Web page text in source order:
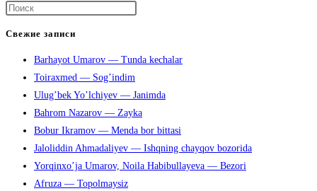
чтобы
панель
поиска.
Свежие записи
Barhayot Umarov — Tunda kechalar
Toiraxmed — Sog’indim
Ulug’bek Yo’lchiyev — Janimda
Bahrom Nazarov — Zayka
Bobur Ikramov — Menda bor bittasi
Jaloliddin Ahmadaliyev — Ishqning chayqov bozorida
Yorqinxo’ja Umarov, Noila Habibullayeva — Bezori
Afruza — Topolmaysiz